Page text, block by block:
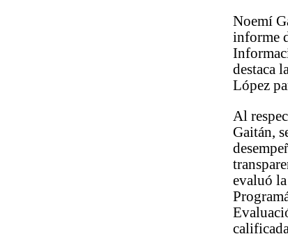
Noemí
informe
destaca
López
Al
Gaitán,
evaluó